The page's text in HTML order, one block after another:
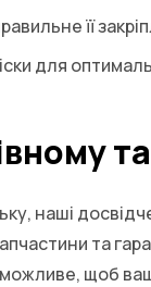
її
для
наші
та
щоб